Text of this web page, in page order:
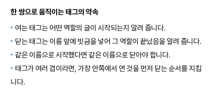
한 쌍으로 움직이는 태그의 약속
여는 태그는 어떤 역할의 글이 시작되는지 알려 줍니다.
닫는 태그는 이름 앞에 빗금을 넣어 그 역할이 끝났음을 알려 줍니다.
같은 이름으로 시작했다면 같은 이름으로 닫아야 합니다.
태그가 여러 겹이라면, 가장 안쪽에서 연 것을 먼저 닫는 순서를 지킵
니다.